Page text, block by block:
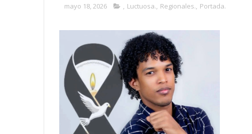
mayo 18, 2026 , Luctuosa., Regionales., Portada.